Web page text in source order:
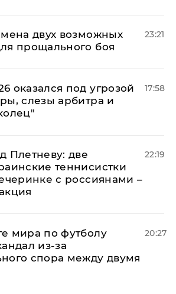
двух возможных
прощального боя
23:21
оказался под угрозой
слезы арбитра и
17:58
Плетневу: две
теннисистки
с россиянами –
22:19
мира по футболу
из-за
спора между двумя
20:27